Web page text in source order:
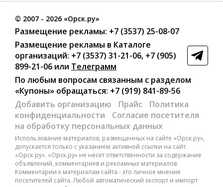
© 2007 - 2026 «Орск.ру»
Размещение рекламы: +7 (3537) 25-08-07
Размещение рекламы в Каталоге
организаций: +7 (3537) 31-21-06, +7 (905)
899-21-06 или Телеграмм
По любым вопросам связанным с разделом
«Купоны» обращаться: +7 (919) 841-89-56
Добавить организацию
Прайс
Политика
конфиденциальности
Согласие посетителя
на обработку персональных данных
Использование материалов, размещенных на сайте «Орск.ру»,
допускается только с указанием активной ссылки на сайт
«Орск.ру». «Орск.ру» не несет ответственности за содержание
объявлений, комментариев и рекламных материалов.
Комментарии к материалам сайта - это личное мнение
посетителей сайта. Любой автоматический экспорт и импорт